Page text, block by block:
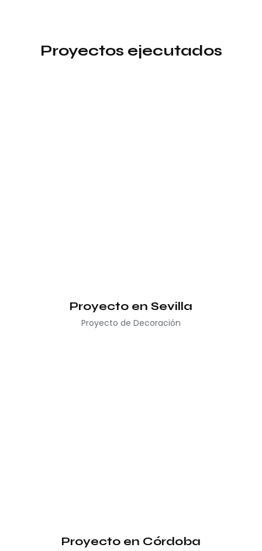
Proyectos ejecutados
Proyecto en Sevilla
Proyecto de Decoración
Proyecto en Córdoba